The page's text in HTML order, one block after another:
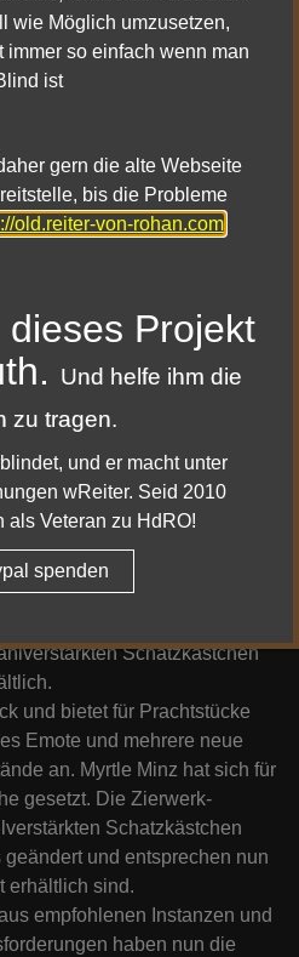
die auf Stufe 130 geöffnet
424 mit Chance auf
mithilfe Eurer Fertigkeiten
Rüstungsgarnituren
Glân Vraig, Rüstung des
Rüstung des
Rüstung der Osgiliath-
Fells, Rüstung des
Schriftrolle „Schaden
den Runenbewahrer richtet
angepasst.
und niedere talgefertigte (Stufe
Schatzkästchen
und bietet für Prachtstücke
Emote und mehrere neue
an. Myrtle Minz hat sich für
gesetzt. Die Zierwerk-
Schatzkästchen
und entsprechen nun
erhältlich sind.
empfohlenen Instanzen und
haben nun die
wie Möglich umzusetzen,
so einfach wenn man
ist
gern die alte Webseite
bis die Probleme
old.reiter-von-rohan.com
Projekt
Und helfe ihm die
zu tragen.
und er macht unter
wReiter. Seid 2010
als Veteran zu HdRO!
spenden